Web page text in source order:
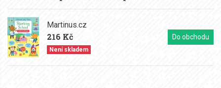
Martinus.cz
216 Kč
Není skladem
Do obchodu